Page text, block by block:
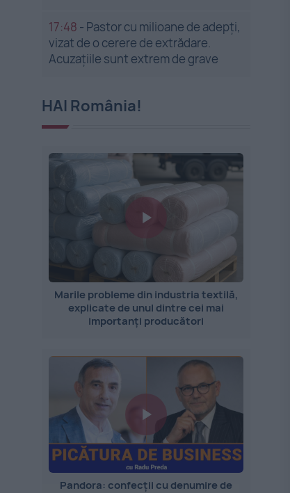
17:48 - Pastor cu milioane de adepți,
vizat de o cerere de extrădare.
Acuzațiile sunt extrem de grave
HAI România!
Marile probleme din industria textilă,
explicate de unul dintre cei mai
importanți producători
Pandora: confecții cu denumire de